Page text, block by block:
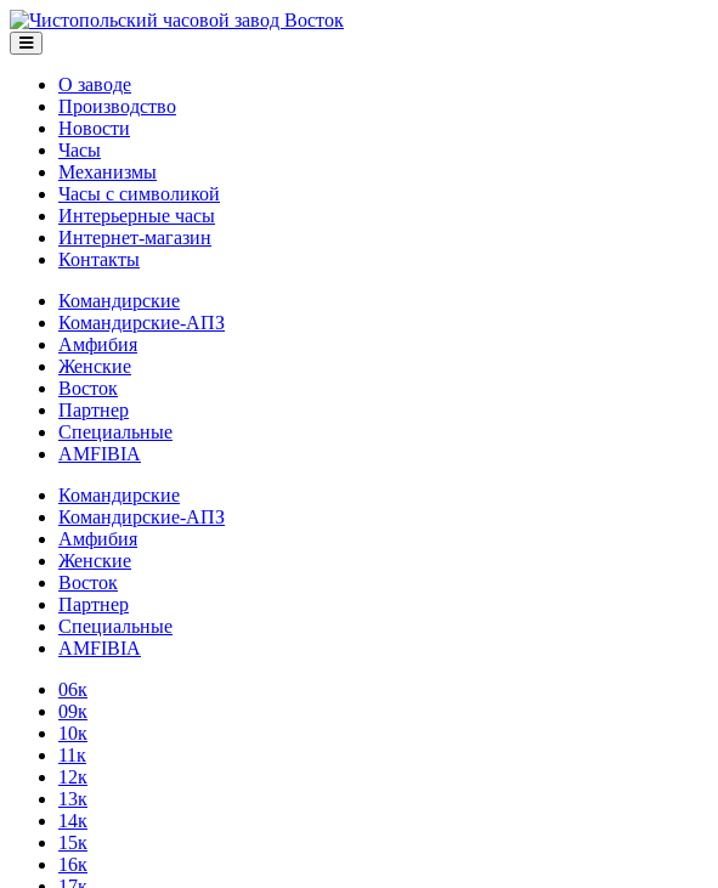
О заводе
Производство
Новости
Часы
Механизмы
Часы с символикой
Интерьерные часы
Интернет-магазин
Контакты
Командирские
Командирские-АПЗ
Амфибия
Женские
Восток
Партнер
Специальные
AMFIBIA
Командирские
Командирские-АПЗ
Амфибия
Женские
Восток
Партнер
Специальные
AMFIBIA
06к
09к
10к
11к
12к
13к
14к
15к
16к